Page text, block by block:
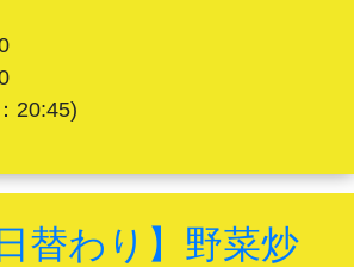
20:45)
替わり】野菜炒